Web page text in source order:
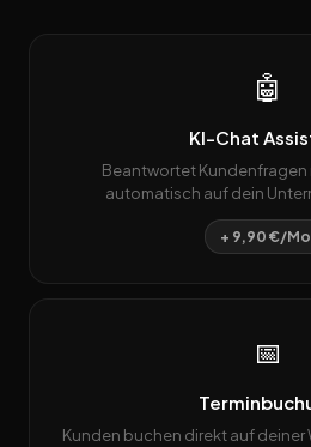
🤖
KI-Chat
Beantwortet Kundenfragen
automatisch auf dein
+ 9,90 €/
📅
Kunden buchen direkt auf deiner